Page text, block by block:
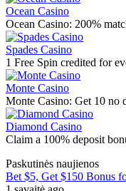
Ocean Casino
Ocean Casino: 200%
Spades Casino
1 Free Spin credited for
Monte Casino
Monte Casino: Get 10 no
Diamond Casino
Claim a 100% deposit
Paskutinės naujienos
Bet $5, Get $150 Bonus